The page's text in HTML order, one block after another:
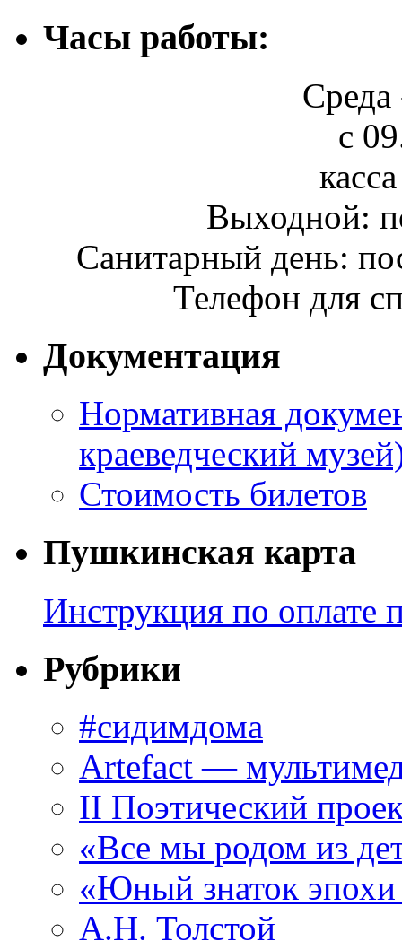
Часы работы:
Среда
с
Выходной:
Санитарный день:
Телефон для
Документация
Нормативная
краеведческий
Стоимость билетов
Пушкинская карта
Инструкция по оплате
Рубрики
#сидимдома
Artefact —
II Поэтический
«Все мы родом из
«Юный знаток
А.Н. Толстой